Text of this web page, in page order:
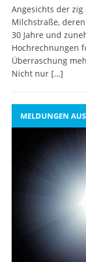
Angesichts der
Milchstraße,
30 Jahre und
Hochrechnungen
Überraschung
Nicht nur […]
MELDUNGEN